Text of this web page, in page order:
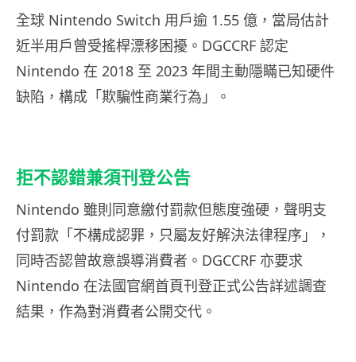
全球 Nintendo Switch 用戶逾 1.55 億，當局估計
近半用戶曾受搖桿漂移困擾。DGCCRF 認定
Nintendo 在 2018 至 2023 年間主動隱瞞已知硬件
缺陷，構成「欺騙性商業行為」。
拒不認錯兼須刊登公告
Nintendo 雖則同意繳付罰款但態度強硬，聲明支
付罰款「不構成認罪，只屬友好解決法律程序」，
同時否認曾故意誤導消費者。DGCCRF 亦要求
Nintendo 在法國官網首頁刊登正式公告詳述調查
結果，作為對消費者公開交代。